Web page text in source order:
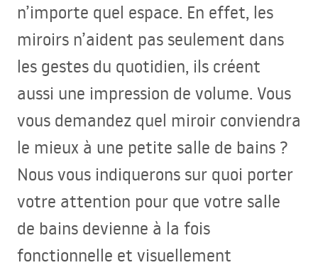
n’importe quel espace. En effet, les
miroirs n’aident pas seulement dans
les gestes du quotidien, ils créent
aussi une impression de volume. Vous
vous demandez quel miroir conviendra
le mieux à une petite salle de bains ?
Nous vous indiquerons sur quoi porter
votre attention pour que votre salle
de bains devienne à la fois
fonctionnelle et visuellement